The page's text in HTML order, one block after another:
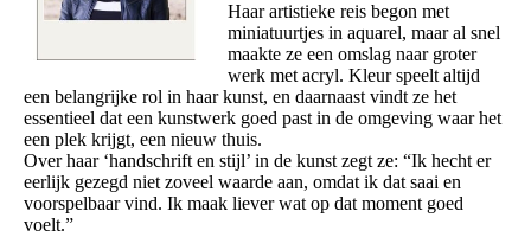
Haar artistieke reis begon met
miniatuurtjes in aquarel, maar al snel
maakte ze een omslag naar groter
werk met acryl. Kleur speelt altijd
een belangrijke rol in haar kunst, en daarnaast vindt ze het
essentieel dat een kunstwerk goed past in de omgeving waar het
een plek krijgt, een nieuw thuis.
Over haar ‘handschrift en stijl’ in de kunst zegt ze: “Ik hecht er
eerlijk gezegd niet zoveel waarde aan, omdat ik dat saai en
voorspelbaar vind. Ik maak liever wat op dat moment goed
voelt.”